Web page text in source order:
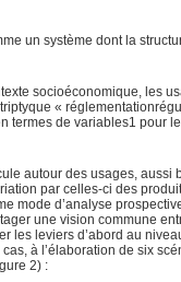
un système dont la
socioéconomique, les
«
termes de variables1
autour des usages,
par celles-ci des
mode d’analyse
une vision commune
les leviers d’abord au
à l’élaboration de six
2) :